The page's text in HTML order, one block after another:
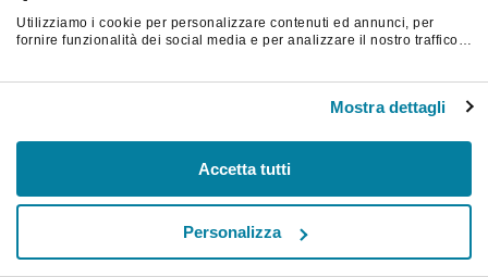
Utilizziamo i cookie per personalizzare contenuti ed annunci, per
fornire funzionalità dei social media e per analizzare il nostro traffico.
che hai fornito loro o che hanno raccolto dal tuo utilizzo dei loro
Mostra dettagli
Accetta tutti
Personalizza
Aggiorna la pagina per continuare.
Aggiorna